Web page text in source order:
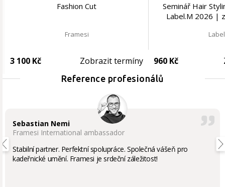
Fashion Cut
Framesi
3 100 Kč Zobrazit termíny
Seminář Hair
Label.M 2026 |
960 Kč
Reference profesionálů
Sebastian Nemi
Framesi International ambassador
Stabilní partner. Perfektní spolupráce. Společná vášeň pro
kadeřnické umění. Framesi je srdeční záležitost!